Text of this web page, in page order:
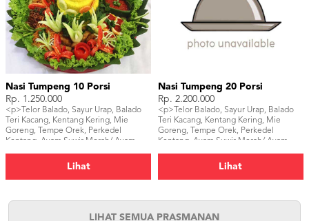
Nasi Tumpeng 10 Porsi
Rp. 1.250.000
<p>Telor Balado, Sayur Urap, Balado
Teri Kacang, Kentang Kering, Mie
Goreng, Tempe Orek, Perkedel
Kentang, Ayam Suwir Merah/ Ayam
Lihat
Nasi Tumpeng 20 Porsi
Rp. 2.200.000
<p>Telor Balado, Sayur Urap, Balado
Teri Kacang, Kentang Kering, Mie
Goreng, Tempe Orek, Perkedel
Kentang, Ayam Suwir Merah/ Ayam
Asin, Tahu Bacem, Kerupuk</p>
Lihat
LIHAT SEMUA PRASMANAN